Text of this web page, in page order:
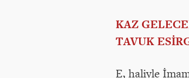
KAZ
TAVUK
E, haliyle